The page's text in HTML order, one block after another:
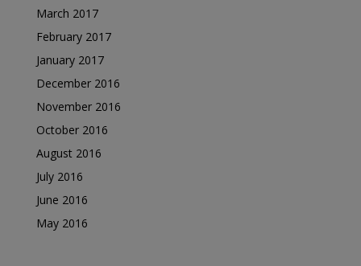
March 2017
February 2017
January 2017
December 2016
November 2016
October 2016
August 2016
July 2016
June 2016
May 2016